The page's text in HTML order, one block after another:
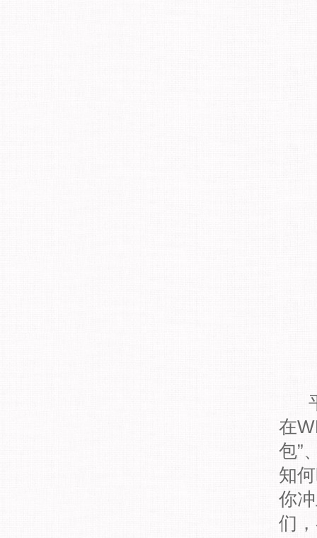
在
包”
知
你
们